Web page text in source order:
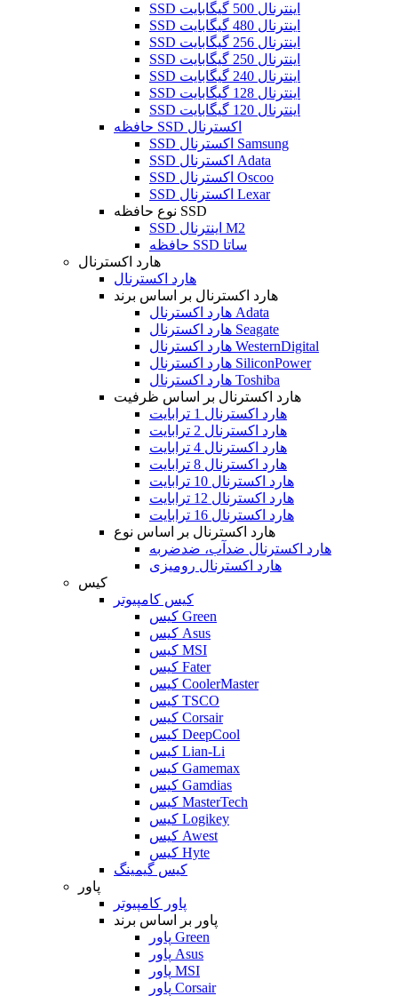
SSD اینترنال 500 گیگابایت
SSD اینترنال 480 گیگابایت
SSD اینترنال 256 گیگابایت
SSD اینترنال 250 گیگابایت
SSD اینترنال 240 گیگابایت
SSD اینترنال 128 گیگابایت
SSD اینترنال 120 گیگابایت
حافظه SSD اکسترنال
SSD اکسترنال Samsung
SSD اکسترنال Adata
SSD اکسترنال Oscoo
SSD اکسترنال Lexar
نوع حافظه SSD
SSD اینترنال M2
حافظه SSD ساتا
هارد اکسترنال
هارد اکسترنال
هارد اکسترنال بر اساس برند
هارد اکسترنال Adata
هارد اکسترنال Seagate
هارد اکسترنال WesternDigital
هارد اکسترنال SiliconPower
هارد اکسترنال Toshiba
هارد اکسترنال بر اساس ظرفیت
هارد اکسترنال 1 ترابایت
هارد اکسترنال 2 ترابایت
هارد اکسترنال 4 ترابایت
هارد اکسترنال 8 ترابایت
هارد اکسترنال 10 ترابایت
هارد اکسترنال 12 ترابایت
هارد اکسترنال 16 ترابایت
هارد اکسترنال بر اساس نوع
هارد اکسترنال ضدآب، ضدضربه
هارد اکسترنال رومیزی
کیس
کیس کامپیوتر
کیس Green
کیس Asus
کیس MSI
کیس Fater
کیس CoolerMaster
کیس TSCO
کیس Corsair
کیس DeepCool
کیس Lian-Li
کیس Gamemax
کیس Gamdias
کیس MasterTech
کیس Logikey
کیس Awest
کیس Hyte
کیس گیمینگ
پاور
پاور کامپیوتر
پاور بر اساس برند
پاور Green
پاور Asus
پاور MSI
پاور Corsair